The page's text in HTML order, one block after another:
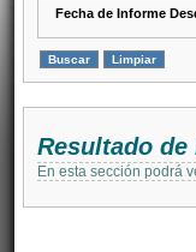
Fecha de Informe
Resultado de
En esta sección podrá